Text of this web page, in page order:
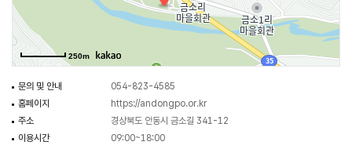
250m
문의 및 안내
054-823-4585
홈페이지
https://andongpo.or.kr
주소
경상북도 안동시 금소길 341-12
이용시간
09:00~18:00